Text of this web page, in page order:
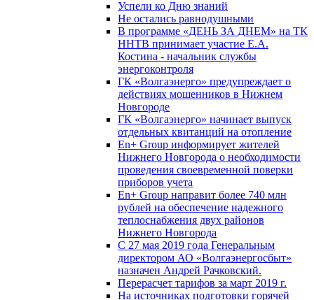
Успели ко Дню знаний
Не остались равнодушными
В программе «ДЕНЬ ЗА ДНЕМ» на ТК
ННТВ принимает участие Е.А.
Костина - начальник службы
энергоконтроля
ГК «Волгаэнерго» предупреждает о
действиях мошенников в Нижнем
Новгороде
ГК «Волгаэнерго» начинает выпуск
отдельных квитанций на отопление
En+ Group информирует жителей
Нижнего Новгорода о необходимости
проведения своевременной поверки
приборов учета
En+ Group направит более 740 млн
рублей на обеспечение надежного
теплоснабжения двух районов
Нижнего Новгорода
С 27 мая 2019 года Генеральным
директором АО «Волгаэнергосбыт»
назначен Андрей Рачковский.
Перерасчет тарифов за март 2019 г.
На источниках подготовки горячей